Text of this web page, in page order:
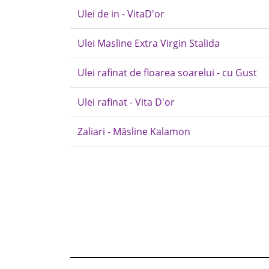
Ulei de in - VitaD'or
Ulei Masline Extra Virgin Stalida
Ulei rafinat de floarea soarelui - cu Gust
Ulei rafinat - Vita D'or
Zaliari - Măsline Kalamon